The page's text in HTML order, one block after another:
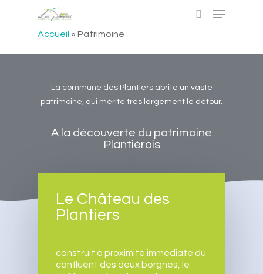
Accueil » Patrimoine
La commune des Plantiers abrite un vaste
patrimoine, qui mérite très largement le détour.
A la découverte du patrimoine
Plantiérois
Le Château des
Plantiers
construit à proximité immédiate du
confluent des deux borgnes, le